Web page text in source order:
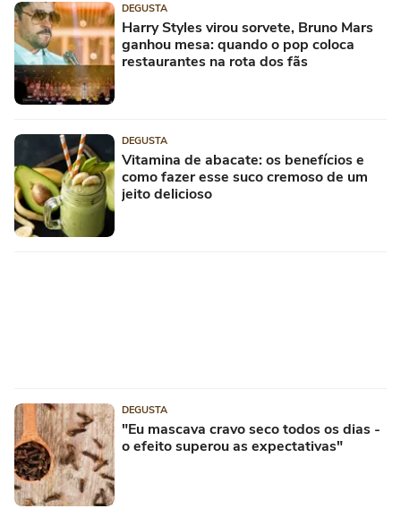
DEGUSTA
Harry Styles virou sorvete, Bruno Mars
ganhou mesa: quando o pop coloca
restaurantes na rota dos fãs
DEGUSTA
Vitamina de abacate: os benefícios e
como fazer esse suco cremoso de um
jeito delicioso
DEGUSTA
"Eu mascava cravo seco todos os dias -
o efeito superou as expectativas"